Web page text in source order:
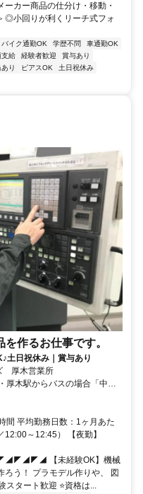
カー商品の仕分け・移動・
◎小回りが利くリーチ式フォ
バイク通勤OK 学歴不問
車通勤OK
支給 経験者歓迎
賞与あり
り ピアスOK
土日祝休み
作るお仕事です。
土日祝休み｜賞与あり
厚木営業所
厚木駅からバスの場合「中三
転車通勤OK／無料駐車場あり
間 平均勤務日数：1ヶ月あた
～12:45） 【夜勤】
【未経験OK】機械
ろう！ プラモデル作りや、 図
スタート歓迎 ⭐資格は...